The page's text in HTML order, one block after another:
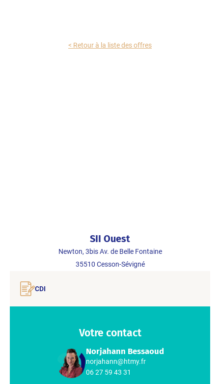
< Retour à la liste des offres
SII Ouest
Newton, 3bis Av. de Belle Fontaine
35510 Cesson-Sévigné
CDI
Votre contact
Norjahann Bessaoud
norjahann@htmy.fr
06 27 59 43 31